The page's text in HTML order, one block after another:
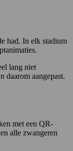
had. In elk stadium
lang niet
daarom aangepast.
met een QR-
alle zwangeren